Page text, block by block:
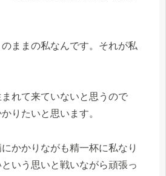
ままの私なんです。それが私
れて来ていないと思うので
りたいと思います。
かかりながも精一杯に私なり
いう思いと戦いながら頑張っ